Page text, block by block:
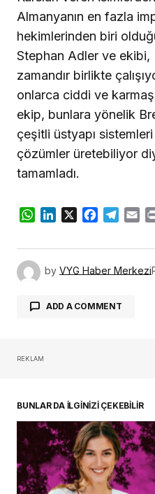
Almanyanın en fazla
hekimlerinden biri
Stephan Adler ve
zamandır birlikte
onlarca ciddi ve
ekip, bunlara yönelik
çeşitli üstyapı
çözümler üretebiliyor
tamamladı.
WhatsApp
LinkedIn
X Facebook
by VYG Haber Merkezi
ADD A COMMENT
REKLAM
BUNLAR DA İLGİNİZİ ÇEKEBİLİR